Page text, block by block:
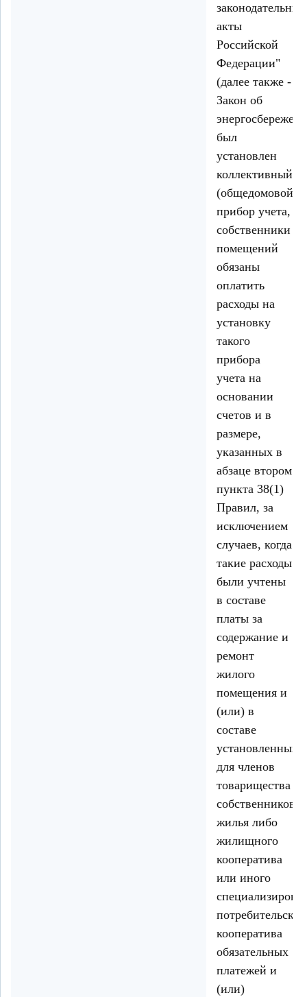
законодательные
акты
Российской
Федерации"
(далее также -
Закон об
был
установлен
коллективный
(общедомовой)
прибор учета,
собственники
помещений
обязаны
оплатить
расходы на
установку
такого
прибора
учета на
основании
счетов и в
размере,
указанных в
абзаце втором
пункта 38(1)
Правил, за
исключением
случаев, когда
такие расходы
были учтены
в составе
платы за
содержание и
ремонт
жилого
помещения и
(или) в
составе
установленных
для членов
товарищества
собственников
жилья либо
жилищного
кооператива
или иного
кооператива
обязательных
платежей и
(или)